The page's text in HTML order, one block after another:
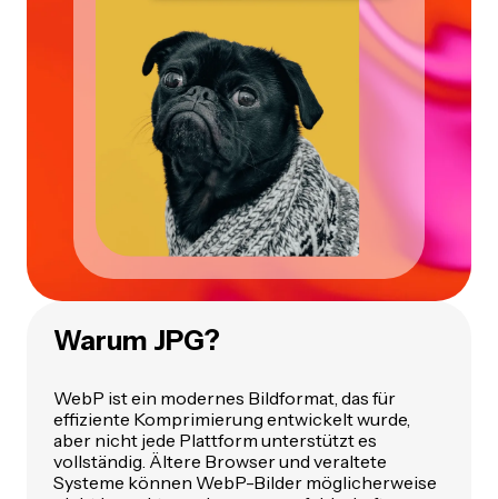
Warum JPG?
WebP ist ein modernes Bildformat, das für
effiziente Komprimierung entwickelt wurde,
aber nicht jede Plattform unterstützt es
vollständig. Ältere Browser und veraltete
Systeme können WebP-Bilder möglicherweise